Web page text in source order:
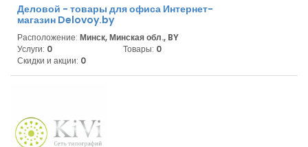
Деловой - товары для офиса Интернет-
магазин Delovoy.by
Расположение: Минск, Минская обл., BY
Услуги: 0 Товары: 0
Скидки и акции: 0